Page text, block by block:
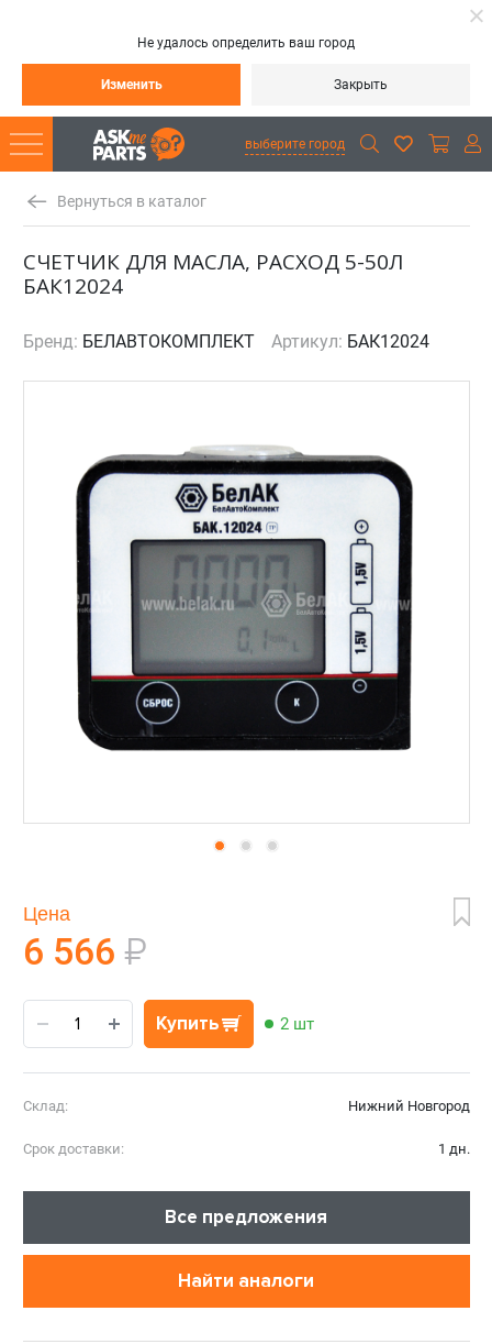
Не удалось определить ваш город
Изменить Закрыть
выберите город
Вернуться в каталог
СЧЕТЧИК ДЛЯ МАСЛА, РАСХОД 5-50Л
БАК12024
Бренд: БЕЛАВТОКОМПЛЕКТ Артикул: БАК12024
Цена
6 566 ₽
Купить 2 шт
Склад: Нижний Новгород
Срок доставки: 1 дн.
Все предложения
Найти аналоги